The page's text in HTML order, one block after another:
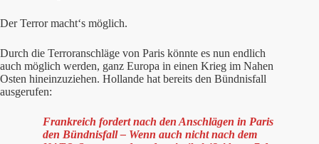
Der Terror macht‘s möglich.
Durch die Terroranschläge von Paris könnte es nun endlich
auch möglich werden, ganz Europa in einen Krieg im Nahen
Osten hineinzuziehen. Hollande hat bereits den Bündnisfall
ausgerufen:
Frankreich fordert nach den Anschlägen in Paris
den Bündnisfall – Wenn auch nicht nach dem